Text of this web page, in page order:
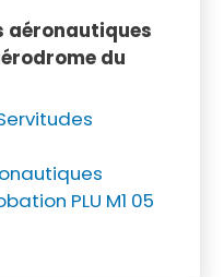
aéronautiques
du
PLU M1 05